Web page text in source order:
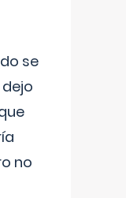
se
no